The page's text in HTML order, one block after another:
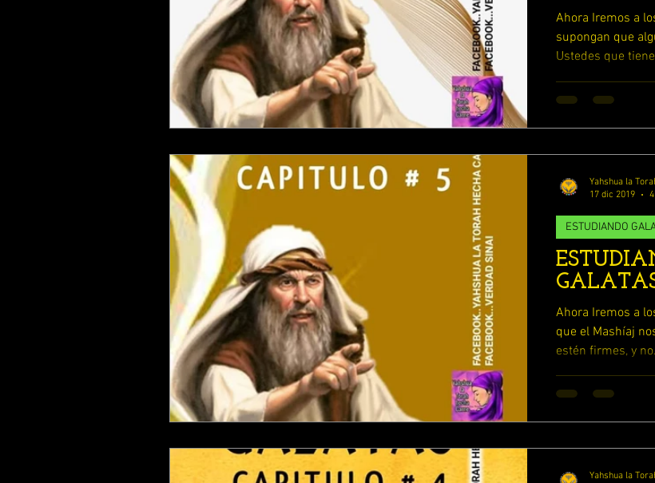
ESTUDIANDO LIBRO DE TITO ESTUDIANDO 1 REYES y 2 REYES
ESTUDIANDO 1 SAMUEL ESTUDIO 2 SAMUEL ESTUDIA LIBRO DE RUTH
ESTUDIANDO JUECES ESTUDIANDO 1 TESALONICENSES ESTUDIANDO JOSUE
ESTUDIANDO 2 CORINTIOS ESTUDIANDO 2 TESALONICENSES
ESTUDIANDO APOCALIPSIS ESTUDIANDO BERESHIT (GENESIS)
ESTUDIANDO EFESIOS
Ahora Iremos a los Versos 1 - 8
supongan que
Ustedes que
Ahora Iremos a los Versos 1 -
que el Mashíaj
estén firmes, y
ESTUDIANDO
Yahshua la
17 dic 2019
Yahshua la